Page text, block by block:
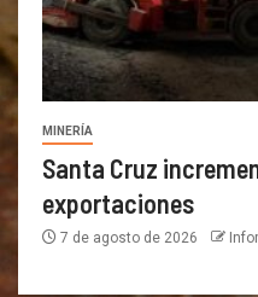
MINERÍA
Santa Cruz
exportaciones
7 de agosto de 2026